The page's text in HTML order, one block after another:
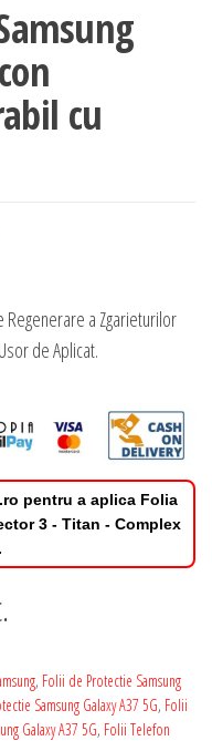
cu
Regenerare a Zgarieturilor
de Aplicat.
pentru a aplica Folia
3 - Titan - Complex
, Folii de Protectie Samsung
Samsung Galaxy A37 5G, Folii
Galaxy A37 5G, Folii Telefon